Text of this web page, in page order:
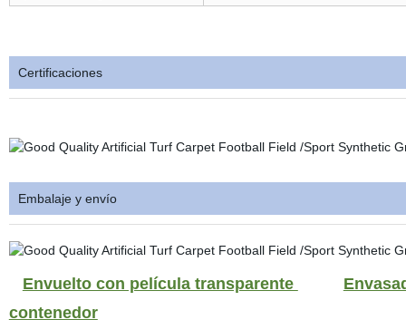
Certificaciones
Embalaje y envío
Envuelto con película transparente
contenedor